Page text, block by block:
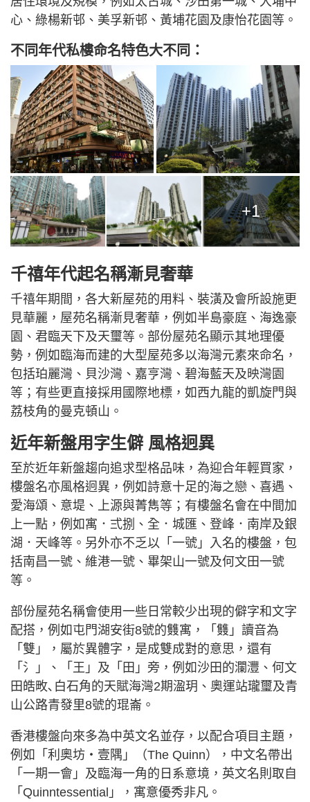
心、綠楊新邨、美孚新邨、黃埔花園及康怡花園等。
不同年代私樓命名特色大不同：
+1
千禧年代起名稱漸見奢華
千禧年期間，各大新屋苑的用料、裝潢及會所設施更
見華麗，屋苑名稱漸見奢華，例如半島豪庭、海逸豪
園、君臨天下及天璽等。部份屋苑名顯示其地理優
勢，例如臨海而建的大型屋苑多以海灣元素來命名，
包括珀麗灣、貝沙灣、嘉亨灣、碧海藍天及映灣園
等；有些更直接採用國際地標，如西九龍的凱旋門與
荔枝角的曼克頓山。
近年新盤用字生僻 風格迥異
至於近年新盤趨向追求型格品味，為迎合年輕買家，
樓盤名亦風格迥異，例如詩意十足的海之戀、喜遇、
愛海頌、意堤、上源與菁雋等；有樓盤名會在中間加
上一點，例如寓．弍捌、全．城匯、登峰．南岸及銀
湖．天峰等。另外亦不乏以「一號」入名的樓盤，包
括南昌一號、維港一號、畢架山一號及何文田一號
等。
部份屋苑名稱會使用一些日常較少出現的僻字和文字
配搭，例如屯門湖安街8號的䨇寓，「䨇」讀音為
「雙」，屬於異體字，是成雙成對的意思，還有
「氵」、「王」及「田」旁，例如沙田的瀾灃、何文
田皓畋､白石角的天賦海灣2期溋玥、奧運站瓏璽及青
山公路青發里8號的琨崙。
香港樓盤向來多為中英文名並存，以配合項目主題，
例如「利奧坊‧壹隅」（The Quinn），中文名帶出
「一期一會」及臨海一角的日系意境，英文名則取自
「Quinntessential」，寓意優秀非凡。